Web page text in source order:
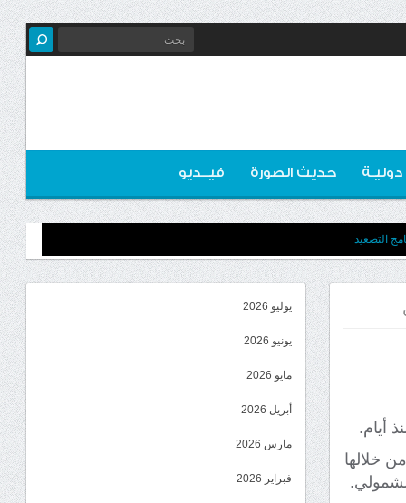
دوليـة حديث الصورة فيــديو
التصعيد
أيام.
خلالها
يوليو 2026
يونيو 2026
مايو 2026
أبريل 2026
مارس 2026
فبراير 2026